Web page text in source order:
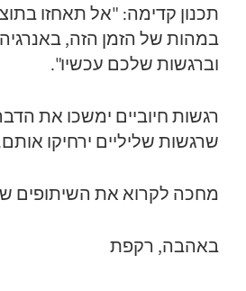
תכנון קדימה: "אל תאחזו
במהות של הזמן הזה,
וברגשות שלכם עכשיו".
רגשות חיוביים ימשכו את
שרגשות שליליים ירחיקו
מחכה לקרוא את השיתופים
באהבה, רקפת